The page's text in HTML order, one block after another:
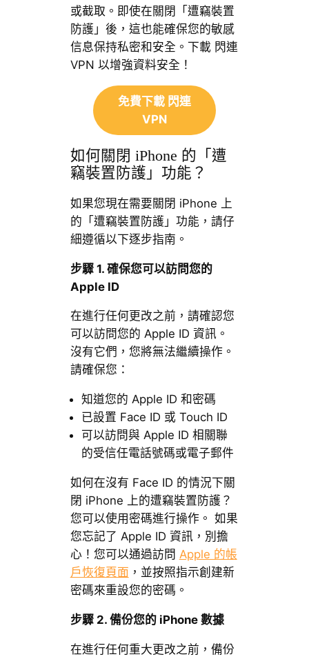
或截取。即使在關閉「遭竊裝置
防護」後，這也能確保您的敏感
信息保持私密和安全。下載 閃連
VPN 以增強資料安全！
免費下載 閃連
VPN
如何關閉 iPhone 的「遭
竊裝置防護」功能？
如果您現在需要關閉 iPhone 上
的「遭竊裝置防護」功能，請仔
細遵循以下逐步指南。
步驟1. 確保您可以訪問您的
Apple ID
在進行任何更改之前，請確認您
可以訪問您的 Apple ID 資訊。
沒有它們，您將無法繼續操作。
請確保您：
知道您的 Apple ID 和密碼
已設置 Face ID 或 Touch ID
可以訪問與 Apple ID 相關聯
的受信任電話號碼或電子郵件
如何在沒有 Face ID 的情況下關
閉 iPhone 上的遭竊裝置防護？
您可以使用密碼進行操作。 如果
您忘記了 Apple ID 資訊，別擔
心！您可以通過訪問 Apple 的帳
戶恢復頁面 ，並按照指示創建新
密碼來重設您的密碼。
步驟2. 備份您的iPhone 數據
在進行任何重大更改之前，備份